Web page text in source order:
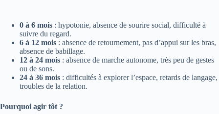
0 à 6 mois : hypotonie, absence de sourire social, difficulté à
suivre du regard.
6 à 12 mois : absence de retournement, pas d’appui sur les bras,
absence de babillage.
12 à 24 mois : absence de marche autonome, très peu de gestes
ou de sons.
24 à 36 mois : difficultés à explorer l’espace, retards de langage,
troubles de la relation.
Pourquoi agir tôt ?